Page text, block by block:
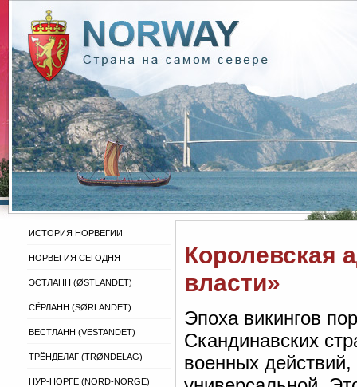
ИСТОРИЯ НОРВЕГИИ
НОРВЕГИЯ СЕГОДНЯ
ЭСТЛАНН (ØSTLANDET)
СЁРЛАНН (SØRLANDET)
ВЕСТЛАНН (VESTANDET)
ТРЁНДЕЛАГ (TRØNDELAG)
НУР-НОРГЕ (NORD-NORGE)
Королевская
власти»
Эпоха викингов
Скандинавских
военных